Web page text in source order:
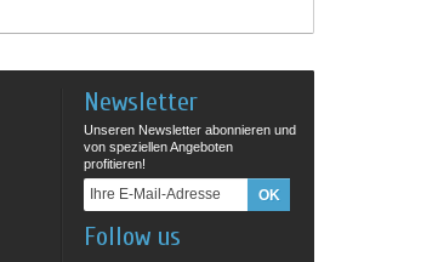
Newsletter
Unseren Newsletter abonnieren und
von speziellen Angeboten
profitieren!
Follow us